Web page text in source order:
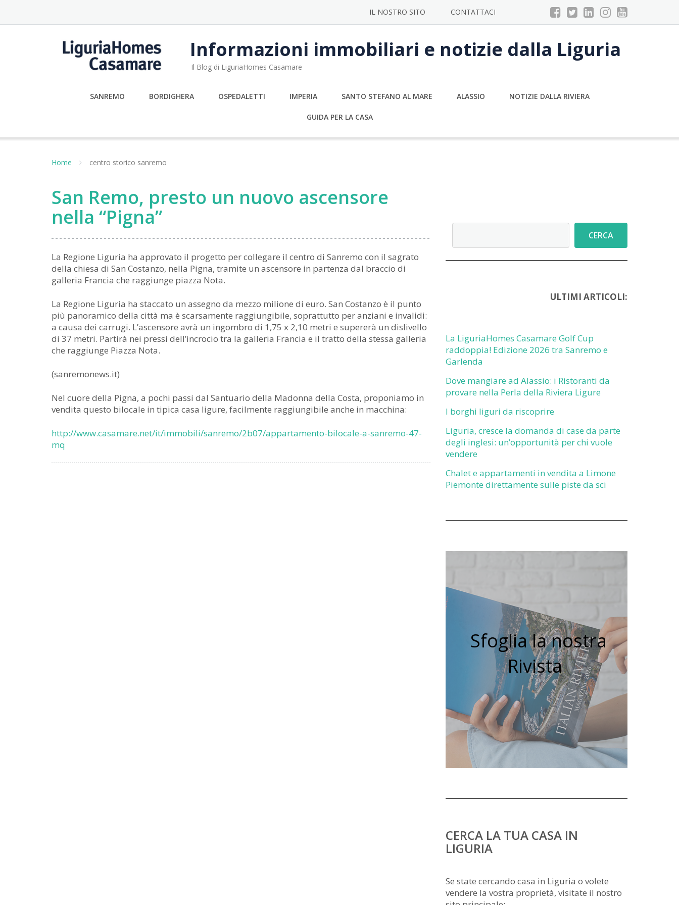
content
IL NOSTRO SITO CONTATTACI
Informazioni immobiliari e notizie dalla Liguria
Il Blog di LiguriaHomes Casamare
SANREMO BORDIGHERA OSPEDALETTI IMPERIA SANTO STEFANO AL MARE ALASSIO NOTIZIE DALLA RIVIERA
GUIDA PER LA CASA
Home centro storico sanremo
San Remo, presto un nuovo ascensore
nella “Pigna”
La Regione Liguria ha approvato il progetto per collegare il centro di Sanremo con il sagrato
della chiesa di San Costanzo, nella Pigna, tramite un ascensore in partenza dal braccio di
galleria Francia che raggiunge piazza Nota.
La Regione Liguria ha staccato un assegno da mezzo milione di euro. San Costanzo è il punto
più panoramico della città ma è scarsamente raggiungibile, soprattutto per anziani e invalidi:
a causa dei carrugi. L’ascensore avrà un ingombro di 1,75 x 2,10 metri e supererà un dislivello
di 37 metri. Partirà nei pressi dell’incrocio tra la galleria Francia e il tratto della stessa galleria
che raggiunge Piazza Nota.
(sanremonews.it)
Nel cuore della Pigna, a pochi passi dal Santuario della Madonna della Costa, proponiamo in
vendita questo bilocale in tipica casa ligure, facilmente raggiungibile anche in macchina:
http://www.casamare.net/it/immobili/sanremo/2b07/appartamento-bilocale-a-sanremo-47-
mq
CERCA
ULTIMI ARTICOLI:
La LiguriaHomes Casamare Golf Cup
raddoppia! Edizione 2026 tra Sanremo e
Garlenda
Dove mangiare ad Alassio: i Ristoranti da
provare nella Perla della Riviera Ligure
I borghi liguri da riscoprire
Liguria, cresce la domanda di case da parte
degli inglesi: un’opportunità per chi vuole
vendere
Chalet e appartamenti in vendita a Limone
Piemonte direttamente sulle piste da sci
Sfoglia la nostra
Rivista
CERCA LA TUA CASA IN
LIGURIA
Se state cercando casa in Liguria o volete
vendere la vostra proprietà, visitate il nostro